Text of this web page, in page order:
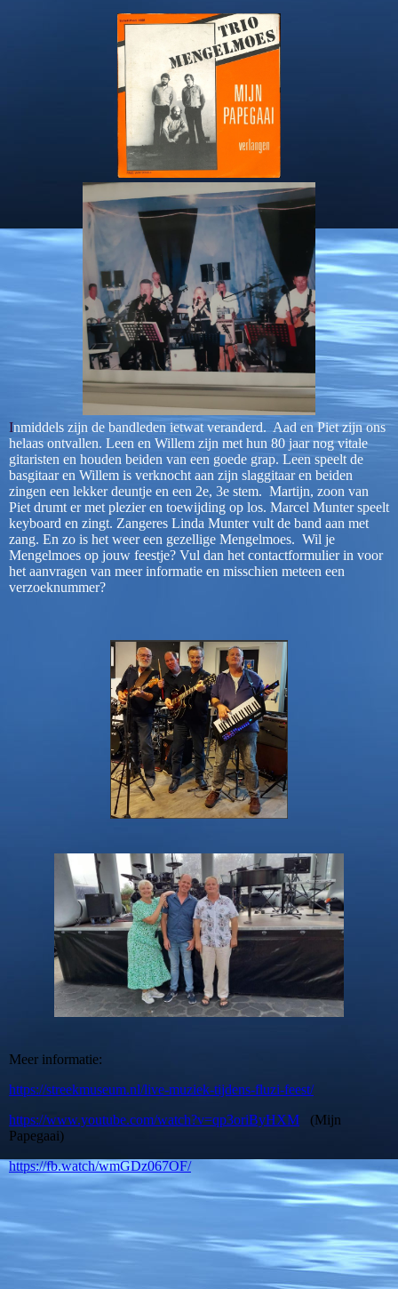
Inmiddels zijn de bandleden ietwat veranderd. Aad en Piet zijn ons
helaas ontvallen. Leen en Willem zijn met hun 80 jaar nog vitale
gitaristen en houden beiden van een goede grap. Leen speelt de
basgitaar en Willem is verknocht aan zijn slaggitaar en beiden
zingen een lekker deuntje en een 2e, 3e stem. Martijn, zoon van
Piet drumt er met plezier en toewijding op los. Marcel Munter speelt
keyboard en zingt. Zangeres Linda Munter vult de band aan met
zang. En zo is het weer een gezellige Mengelmoes. Wil je
Mengelmoes op jouw feestje? Vul dan het contactformulier in voor
het aanvragen van meer informatie en misschien meteen een
verzoeknummer?
Meer informatie:
https://streekmuseum.nl/live-muziek-tijdens-fluzi-feest/
https://www.youtube.com/watch?v=qp3oriByHXM (Mijn
Papegaai)
https://fb.watch/wmGDz067OF/